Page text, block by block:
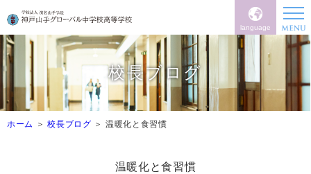
language
校長ブログ
ホーム 校長ブログ 温暖化と食習慣
温暖化と食習慣